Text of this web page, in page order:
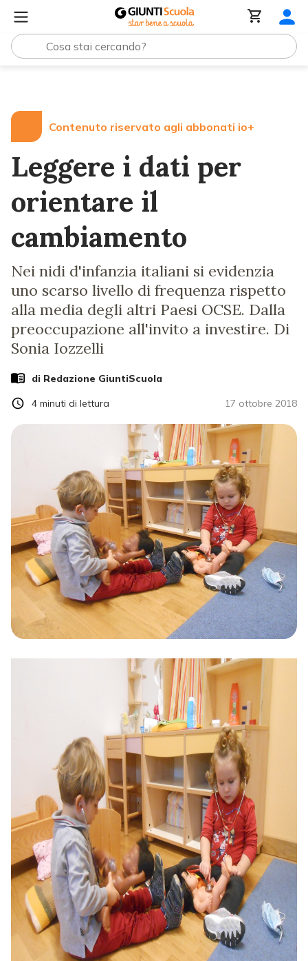
Contenuto riservato agli abbonati io+
Leggere i dati per
orientare il
cambiamento
Nei nidi d'infanzia italiani si evidenzia
uno scarso livello di frequenza rispetto
alla media degli altri Paesi OCSE. Dalla
preoccupazione all'invito a investire. Di
Sonia Iozzelli
di Redazione GiuntiScuola
17 ottobre 2018
4 minuti di lettura